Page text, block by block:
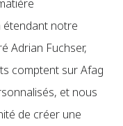
étendant notre
Adrian Fuchser,
comptent sur Afag
et nous
de créer une